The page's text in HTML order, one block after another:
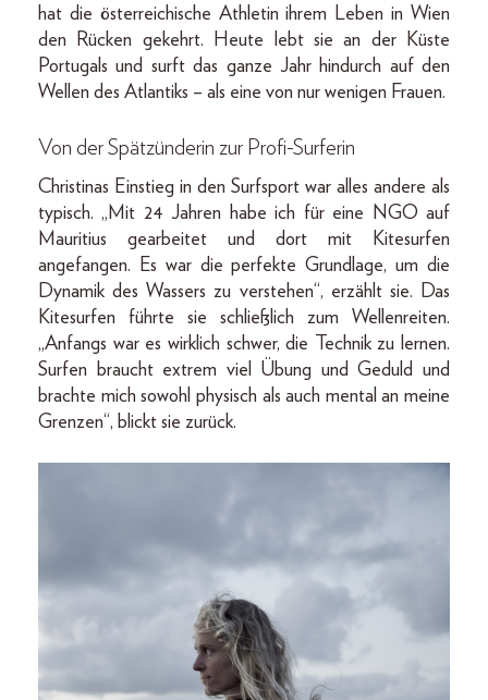
hat die österreichische Athletin ihrem Leben in Wien
den Rücken gekehrt. Heute lebt sie an der Küste
Portugals und surft das ganze Jahr hindurch auf den
Wellen des Atlantiks – als eine von nur wenigen Frauen.
Von der Spätzünderin zur Profi-Surferin
Christinas Einstieg in den Surfsport war alles andere als
typisch. „Mit 24 Jahren habe ich für eine NGO auf
Mauritius gearbeitet und dort mit Kitesurfen
angefangen. Es war die perfekte Grundlage, um die
Dynamik des Wassers zu verstehen“, erzählt sie. Das
Kitesurfen führte sie schließlich zum Wellenreiten.
„Anfangs war es wirklich schwer, die Technik zu lernen.
Surfen braucht extrem viel Übung und Geduld und
brachte mich sowohl physisch als auch mental an meine
Grenzen“, blickt sie zurück.